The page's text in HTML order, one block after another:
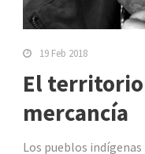
19 Feb 2018
El territorio
mercancía
Los pueblos